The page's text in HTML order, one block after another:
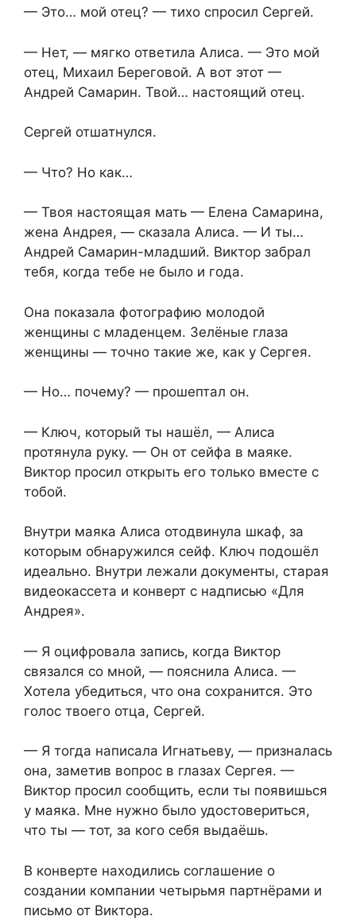
— Это… мой отец? — тихо спросил Сергей.
— Нет, — мягко ответила Алиса. — Это мой
отец, Михаил Береговой. А вот этот —
Андрей Самарин. Твой… настоящий отец.
Сергей отшатнулся.
— Что? Но как…
— Твоя настоящая мать — Елена Самарина,
жена Андрея, — сказала Алиса. — И ты…
Андрей Самарин-младший. Виктор забрал
тебя, когда тебе не было и года.
Она показала фотографию молодой
женщины с младенцем. Зелёные глаза
женщины — точно такие же, как у Сергея.
— Но… почему? — прошептал он.
— Ключ, который ты нашёл, — Алиса
протянула руку. — Он от сейфа в маяке.
Виктор просил открыть его только вместе с
тобой.
Внутри маяка Алиса отодвинула шкаф, за
которым обнаружился сейф. Ключ подошёл
идеально. Внутри лежали документы, старая
видеокассета и конверт с надписью «Для
Андрея».
— Я оцифровала запись, когда Виктор
связался со мной, — пояснила Алиса. —
Хотела убедиться, что она сохранится. Это
голос твоего отца, Сергей.
— Я тогда написала Игнатьеву, — призналась
она, заметив вопрос в глазах Сергея. —
Виктор просил сообщить, если ты появишься
у маяка. Мне нужно было удостовериться,
что ты — тот, за кого себя выдаёшь.
В конверте находились соглашение о
создании компании четырьмя партнёрами и
письмо от Виктора.